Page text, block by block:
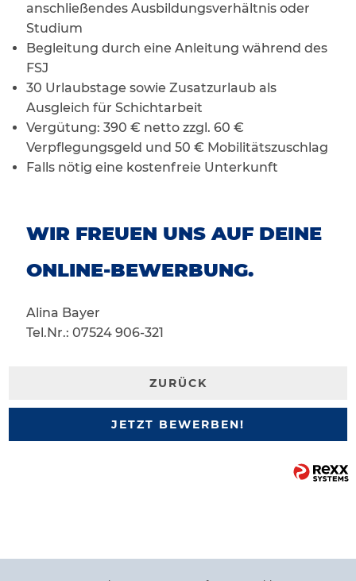
anschließendes Ausbildungsverhältnis oder
Studium
Begleitung durch eine Anleitung während des
FSJ
30 Urlaubstage sowie Zusatzurlaub als
Ausgleich für Schichtarbeit
Vergütung: 390 € netto zzgl. 60 €
Verpflegungsgeld und 50 € Mobilitätszuschlag
Falls nötig eine kostenfreie Unterkunft
WIR FREUEN UNS AUF DEINE
ONLINE-BEWERBUNG.
Alina Bayer
Tel.Nr.: 07524 906-321
ZURÜCK
JETZT BEWERBEN!